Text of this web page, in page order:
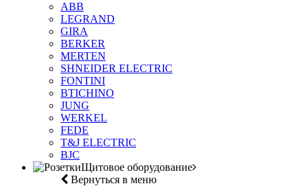
ABB
LEGRAND
GIRA
BERKER
MERTEN
SHNEIDER ELECTRIC
FONTINI
BTICHINO
JUNG
WERKEL
FEDE
T&J ELECTRIC
BJC
Щитовое оборудование
Вернуться в меню